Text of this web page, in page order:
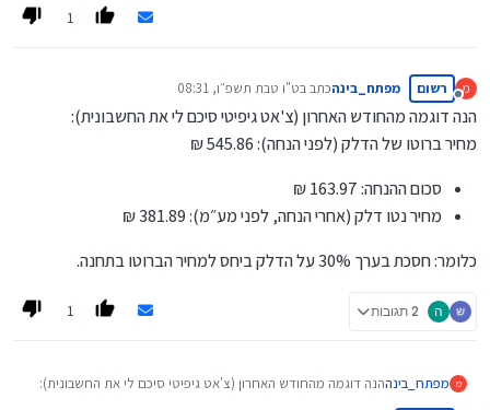
1
מ
מנותק
רשום מפתח_בינהכתב בט"ו טבת תשפ״ו, 08:31
נערך לאחרונה על ידי
הנה דוגמה מהחודש האחרון (צ'אט גיפיטי סיכם לי את החשבונית):
מחיר ברוטו של הדלק (לפני הנחה): 545.86 ₪
סכום ההנחה: 163.97 ₪
מחיר נטו דלק (אחרי הנחה, לפני מע״מ): 381.89 ₪
כלומר: חסכת בערך 30% על הדלק ביחס למחיר הברוטו בתחנה.
ה 2 תגובות 1
מ מפתח_בינההנה דוגמה מהחודש האחרון (צ'אט גיפיטי סיכם לי את החשבונית):